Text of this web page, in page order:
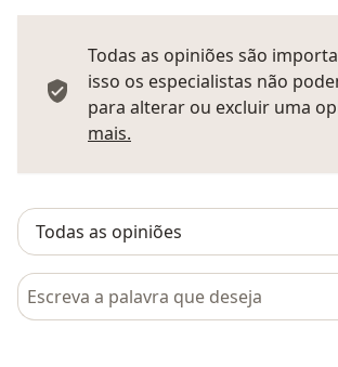
Todas as opiniões são
isso os especialistas não
para alterar ou excluir uma
mais.
Pesquisar em opiniões